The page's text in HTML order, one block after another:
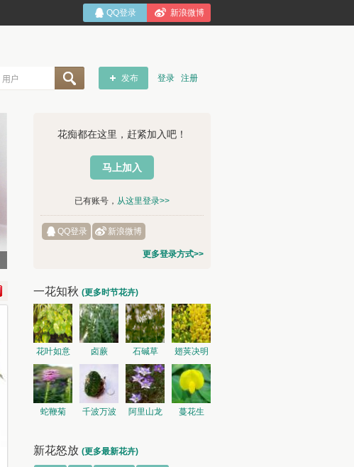
发布 登录 注册
花痴都在这里，赶紧加入吧！
马上加入
已有账号， 从这里登录>>
QQ登录 新浪微博
更多登录方式>>
一花知秋 (更多时节花卉)
花叶如意 卤蕨 石碱草 翅荚决明
蛇鞭菊 千波万波
阿里山龙
蔓花生
新花怒放 (更多最新花卉)
QQ登录 新浪微博